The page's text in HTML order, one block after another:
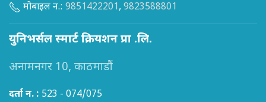
मोबाइल न.: 9851422201, 9823588801
युनिभर्सल स्मार्ट क्रियशन प्रा .लि.
अनामनगर 10, काठमाडौं
दर्ता न. : 523 - 074/075